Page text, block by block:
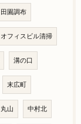
田園調布
オフィスビル清掃
溝の口
末広町
丸山 中村北